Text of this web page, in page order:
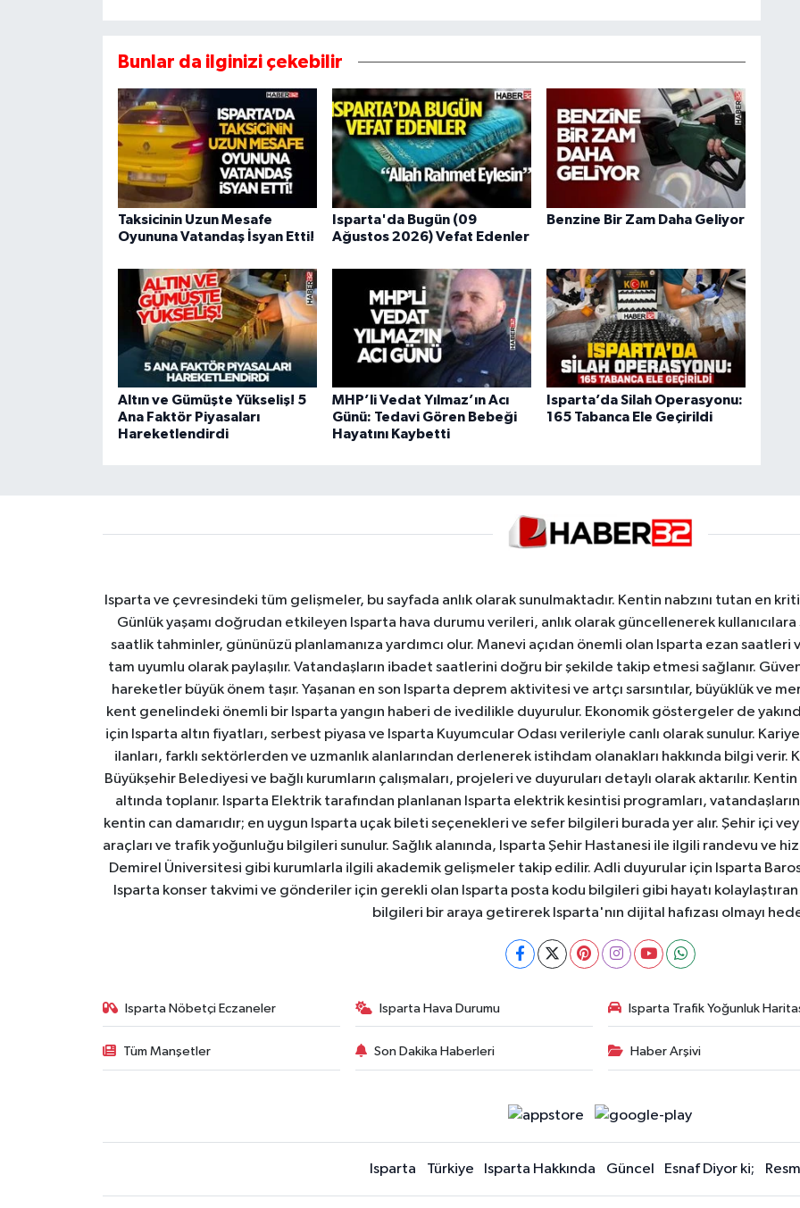
Bunlar da ilginizi çekebilir
Taksicinin Uzun Mesafe
Oyununa Vatandaş İsyan Etti!
Isparta'da Bugün (09
Ağustos 2026) Vefat Edenler
Benzine Bir Zam Daha Geliyor
Altın ve Gümüşte Yükseliş! 5
Ana Faktör Piyasaları
Hareketlendirdi
MHP’li Vedat Yılmaz’ın Acı
Günü: Tedavi Gören Bebeği
Hayatını Kaybetti
Isparta’da Silah Operasyonu:
165 Tabanca Ele Geçirildi
Isparta ve çevresindeki tüm gelişmeler, bu sayfada anlık olarak sunulmaktadır. Kentin nabzını tutan en
Günlük yaşamı doğrudan etkileyen Isparta hava durumu verileri, anlık olarak güncellenerek
saatlik tahminler, gününüzü planlamanıza yardımcı olur. Manevi açıdan önemli olan Isparta ezan
tam uyumlu olarak paylaşılır. Vatandaşların ibadet saatlerini doğru bir şekilde takip etmesi sağlanır.
hareketler büyük önem taşır. Yaşanan en son Isparta deprem aktivitesi ve artçı sarsıntılar, büyüklük ve
kent genelindeki önemli bir Isparta yangın haberi de ivedilikle duyurulur. Ekonomik göstergeler de
için Isparta altın fiyatları, serbest piyasa ve Isparta Kuyumcular Odası verileriyle canlı olarak sunulur.
ilanları, farklı sektörlerden ve uzmanlık alanlarından derlenerek istihdam olanakları hakkında bilgi verir.
Büyükşehir Belediyesi ve bağlı kurumların çalışmaları, projeleri ve duyuruları detaylı olarak aktarılır.
altında toplanır. Isparta Elektrik tarafından planlanan Isparta elektrik kesintisi programları,
kentin can damarıdır; en uygun Isparta uçak bileti seçenekleri ve sefer bilgileri burada yer alır. Şehir içi
araçları ve trafik yoğunluğu bilgileri sunulur. Sağlık alanında, Isparta Şehir Hastanesi ile ilgili randevu ve
Demirel Üniversitesi gibi kurumlarla ilgili akademik gelişmeler takip edilir. Adli duyurular için Isparta
Isparta konser takvimi ve gönderiler için gerekli olan Isparta posta kodu bilgileri gibi hayatı
bilgileri bir araya getirerek Isparta'nın dijital hafızası olmayı
Isparta Nöbetçi Eczaneler Isparta Hava Durumu Isparta Trafik Yoğunluk
Tüm Manşetler Son Dakika Haberleri Haber Arşivi
Isparta Türkiye Isparta Hakkında Güncel Esnaf Diyor ki;